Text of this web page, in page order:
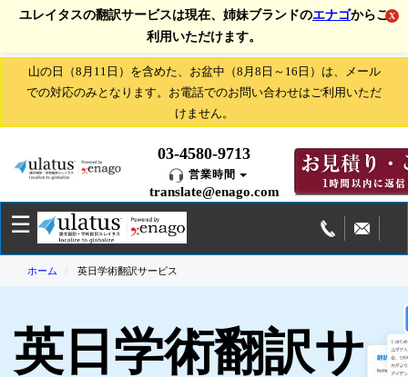
ユレイタスの翻訳サービスは現在、姉妹ブランドのエナゴからご
利用いただけます。
山の日（8月11日）を含めた、お盆中（8月8日～16日）は、メール
での対応のみとなります。お電話でのお問い合わせはご利用いただ
けません。
X
03-4580-9713
営業時間
translate@enago.com
☰
学
ー
ス
紹
投
稿
サ
ホーム 英日学術翻訳サービス
英日学術翻訳サ